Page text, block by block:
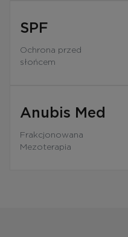
SPF
Ochrona przed
słońcem
Anubis Med
Frakcjonowana
Mezoterapia